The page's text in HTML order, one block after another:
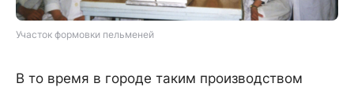
Участок формовки пельменей
В то время в городе таким производством